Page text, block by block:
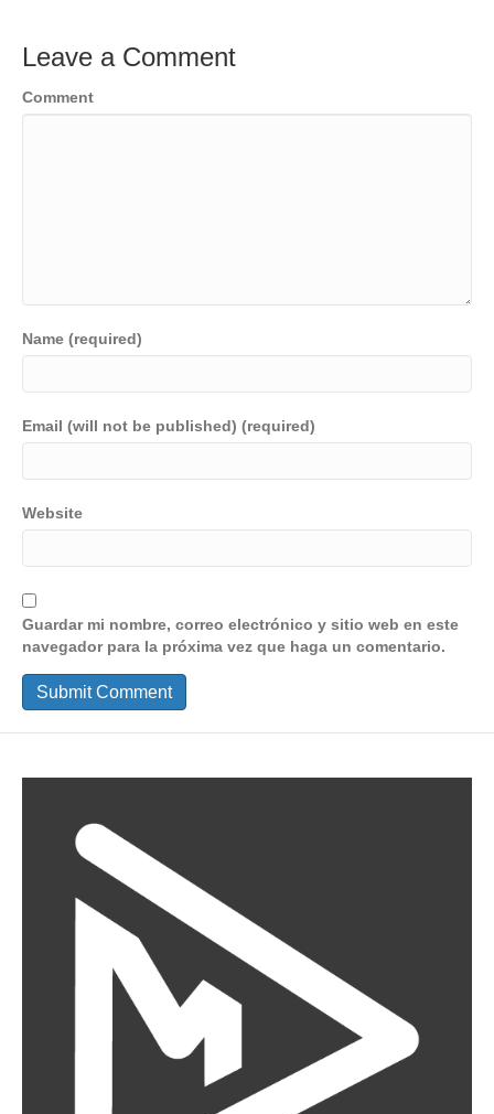
Leave a Comment
Comment
Name (required)
Email (will not be published) (required)
Website
Guardar mi nombre, correo electrónico y sitio web en este
navegador para la próxima vez que haga un comentario.